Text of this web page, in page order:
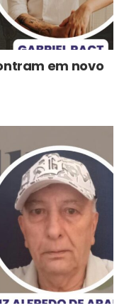
em novo